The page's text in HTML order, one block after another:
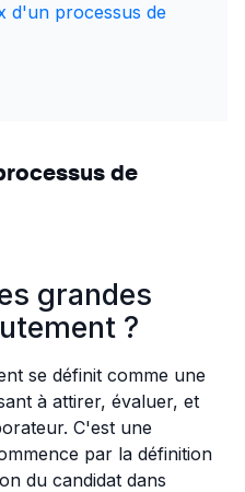
d'un processus de
de
grandes
?
se définit comme une
à attirer, évaluer, et
C'est une
par la définition
du candidat dans